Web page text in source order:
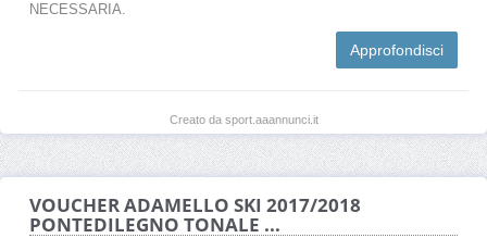
NECESSARIA.
Approfondisci
Creato da sport.aaannunci.it
VOUCHER ADAMELLO SKI 2017/2018
PONTEDILEGNO TONALE ...